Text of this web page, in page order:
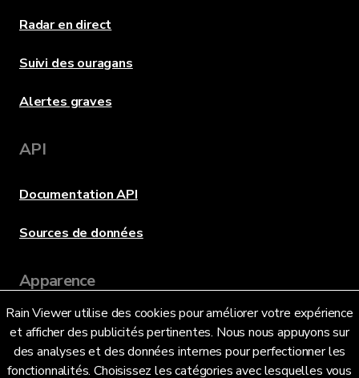
Rain Viewer utilise des cookies pour améliorer votre expérience
et afficher des publicités pertinentes. Nous nous appuyons sur
des analyses et des données internes pour perfectionner les
fonctionnalités. Choisissez les catégories avec lesquelles vous
Radar en direct
Suivi des ouragans
Alertes graves
API
Documentation API
Sources de données
Apparence
Langue